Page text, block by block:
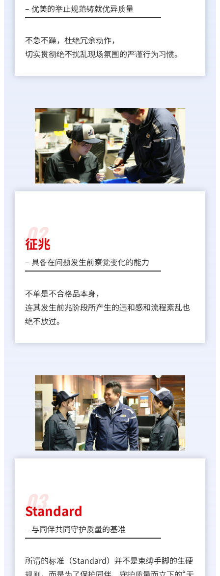
– 优美的举止规范铸就优异质量
不急不躁，杜绝冗余动作，
切实贯彻绝不扰乱现场氛围的严谨行为习惯。
02
征兆
– 具备在问题发生前察觉变化的能力
不单是不合格品本身，
连其发生前兆阶段所产生的违和感和流程紊乱也
绝不放过。
03
Standard
– 与同伴共同守护质量的基准
所谓的标准（Standard）并不是束缚手脚的生硬